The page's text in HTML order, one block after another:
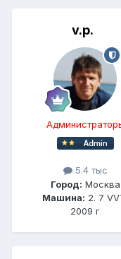
v.p.
5.4 тыс
Город: Москва
Машина: 2. 7
2009 г